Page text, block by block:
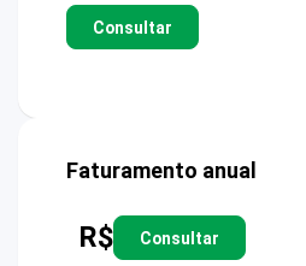
Consultar
Faturamento anual
R$ Consultar